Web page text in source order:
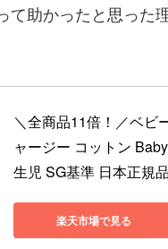
て助かったと思った
＼全商品11倍！／ベビ
ャージー コットン
生児 SG基準 日本正規
楽天市場で見る